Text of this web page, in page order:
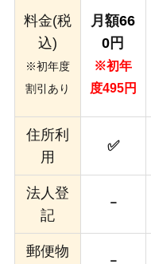
料金(税
込)
※初年度
割引あり
月額66
0円
※初年
度495円
住所利
用
✅
法人登
記
ｰ
郵便物